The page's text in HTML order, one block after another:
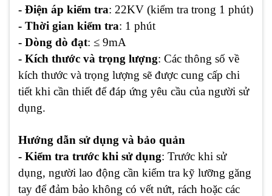
- Điện áp kiểm tra: 22KV (kiểm tra trong 1 phút)
- Thời gian kiểm tra: 1 phút
- Dòng dò đạt: ≤ 9mA
- Kích thước và trọng lượng: Các thông số về
kích thước và trọng lượng sẽ được cung cấp chi
tiết khi cần thiết để đáp ứng yêu cầu của người sử
dụng.
Hướng dẫn sử dụng và bảo quản
- Kiểm tra trước khi sử dụng: Trước khi sử
dụng, người lao động cần kiểm tra kỹ lưỡng găng
tay để đảm bảo không có vết nứt, rách hoặc các